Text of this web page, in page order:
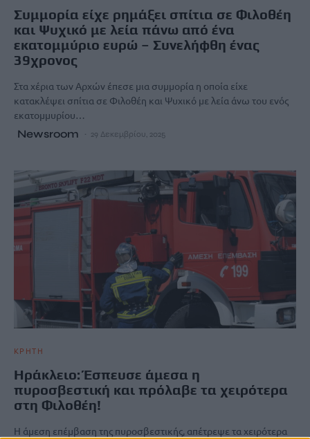
Συμμορία είχε ρημάξει σπίτια σε Φιλοθέη
και Ψυχικό με λεία πάνω από ένα
εκατομμύριο ευρώ – Συνελήφθη ένας
39χρονος
Στα χέρια των Αρχών έπεσε μια συμμορία η οποία είχε
κατακλέψει σπίτια σε Φιλοθέη και Ψυχικό με λεία άνω του ενός
εκατομμυρίου…
Newsroom 29 Δεκεμβρίου, 2025
ΚΡΗΤΗ
Ηράκλειο: Έσπευσε άμεσα η
πυροσβεστική και πρόλαβε τα χειρότερα
στη Φιλοθέη!
Η άμεση επέμβαση της πυροσβεστικής, απέτρεψε τα χειρότερα